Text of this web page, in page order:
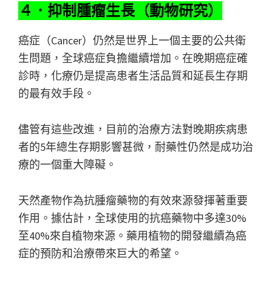
４．抑制腫瘤生長（動物研究）
癌症（Cancer）仍然是世界上一個主要的公共衛
生問題，全球癌症負擔繼續增加。在晚期癌症確
診時，化療仍是提高患者生活品質和延長生存期
的最有效手段。
儘管有這些改進，目前的治療方法對晚期疾病患
者的5年總生存期影響甚微，耐藥性仍然是成功治
療的一個重大障礙。
天然產物作為抗腫瘤藥物的有效來源發揮著重要
作用。據估計，全球使用的抗癌藥物中多達30%
至40%來自植物來源。藥用植物的開發繼續為癌
症的預防和治療帶來巨大的希望。